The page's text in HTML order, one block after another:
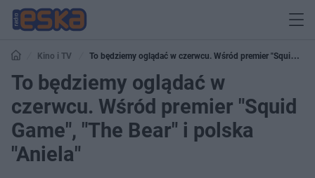
Kino i TV
To będziemy oglądać w czerwcu. Wśród premier "Squid
Game", "The Bear" i polska "Aniela"
To będziemy oglądać w
czerwcu. Wśród premier "Squid
Game", "The Bear" i polska
"Aniela"